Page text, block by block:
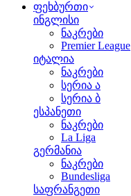
ფეხბურთი
ინგლისი
ნაკრები
Premier League
იტალია
ნაკრები
სერია ა
სერია ბ
ესპანეთი
ნაკრები
La Liga
გერმანია
ნაკრები
Bundesliga
საფრანგეთი